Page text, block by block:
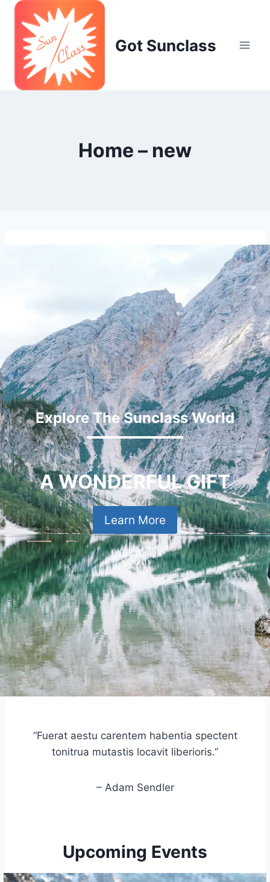
Skip
content
Got Sunclass
Home – new
Explore The Sunclass World
A WONDERFUL GIFT
Learn More
“Fuerat aestu carentem habentia spectent
tonitrua mutastis locavit liberioris.”
– Adam Sendler
Upcoming Events